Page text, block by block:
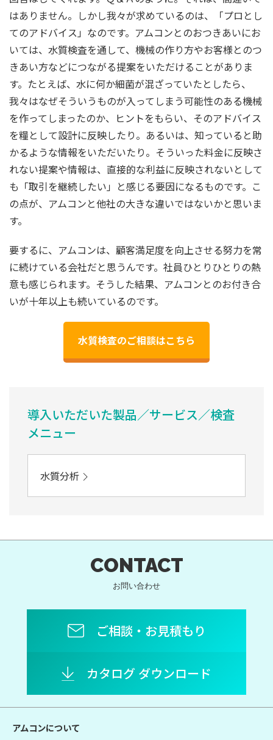
はありません。しかし我々が求めているのは、「プロとし
てのアドバイス」なのです。アムコンとのおつきあいにお
いては、水質検査を通して、機械の作り方やお客様とのつ
きあい方などにつながる提案をいただけることがありま
す。たとえば、水に何か細菌が混ざっていたとしたら、
我々はなぜそういうものが入ってしまう可能性のある機械
を作ってしまったのか、ヒントをもらい、そのアドバイス
を糧として設計に反映したり。あるいは、知っていると助
かるような情報をいただいたり。そういった料金に反映さ
れない提案や情報は、直接的な利益に反映されないとして
も「取引を継続したい」と感じる要因になるものです。こ
の点が、アムコンと他社の大きな違いではないかと思いま
す。
要するに、アムコンは、顧客満足度を向上させる努力を常
に続けている会社だと思うんです。社員ひとりひとりの熱
意も感じられます。そうした結果、アムコンとのお付き合
いが十年以上も続いているのです。
水質検査のご相談はこちら
導入いただいた製品／サービス／検査
メニュー
水質分析
CONTACT
お問い合わせ
ご相談・お見積もり
カタログ ダウンロード
アムコンについて